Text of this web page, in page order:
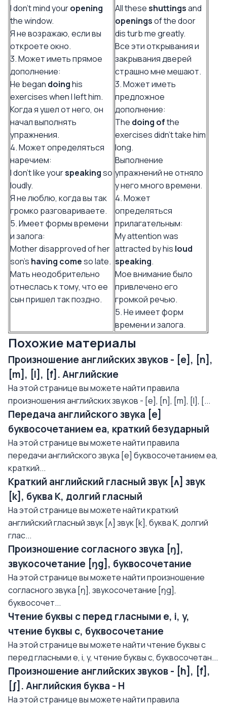
I don't mind youropening
the window.
Я не возражаю, если вы
откроете окно.
3. Может иметь прямое
дополнение:
Не began doinghis
exercises when I left him.
Когда я ушел от него, он
начал выполнять
упражнения.
4. Может определяться
наречием:
I don't like yourspeakingso
loudly.
Я не люблю, когда вы так
громко разговариваете.
5. Имеет формы времени
и залога:
Mother disapproved of her
son's having comeso late.
Мать неодобрительно
отнеслась к тому, что ее
сын пришел так поздно.
All theseshuttingsand
openingsof the door
dis turb me greatly.
Все эти открывания и
закрывания дверей
страшно мне мешают.
3. Может иметь
предложное
дополнение:
The doing ofthe
exercises didn't take him
long.
Выполнение
упражнений не отняло
у него много времени.
4. Может
определяться
прилагательным:
My attention was
attracted by his loud
speaking.
Мое внимание было
привлечено его
громкой речью.
5. Не имеет форм
времени и залога.
Похожие материалы
Произношение английских звуков - [e], [n],
[m], [l], [f]. Английские
На этой странице вы можете найти правила
произношения английских звуков - [e], [n], [m], [l], [...
Передача английского звука [e]
буквосочетанием еа, краткий безударный
На этой странице вы можете найти правила
передачи английского звука [e] буквосочетанием еа,
краткий...
Краткий английский гласный звук [ʌ] звук
[k], буква K, долгий гласный
На этой странице вы можете найти краткий
английский гласный звук [ʌ] звук [k], буква K, долгий
глас...
Произношение согласного звука [ŋ],
звукосочетание [ŋg], буквосочетание
На этой странице вы можете найти произношение
согласного звука [ŋ], звукосочетание [ŋg],
буквосочет...
Чтение буквы с перед гласными e, i, y,
чтение буквы с, буквосочетание
На этой странице вы можете найти чтение буквы с
перед гласными e, i, y, чтение буквы с, буквосочетан...
Произношение английских звуков - [h], [f],
[ʃ]. Английския буква - H
На этой странице вы можете найти правила